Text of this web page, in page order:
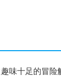
味十足的冒